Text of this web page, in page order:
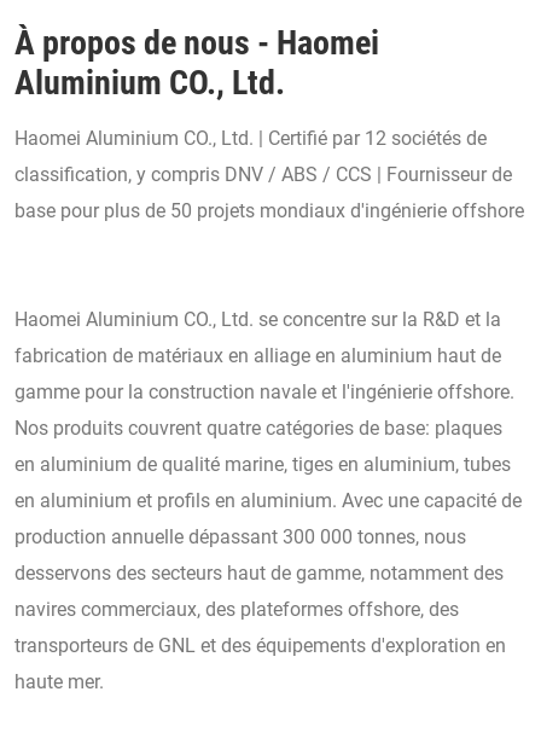
À propos de nous - Haomei
Aluminium CO., Ltd.
Haomei Aluminium CO., Ltd. | Certifié par 12 sociétés de
classification, y compris DNV / ABS / CCS | Fournisseur de
base pour plus de 50 projets mondiaux d'ingénierie offshore
Haomei Aluminium CO., Ltd. se concentre sur la R&D et la
fabrication de matériaux en alliage en aluminium haut de
gamme pour la construction navale et l'ingénierie offshore.
Nos produits couvrent quatre catégories de base: plaques
en aluminium de qualité marine, tiges en aluminium, tubes
en aluminium et profils en aluminium. Avec une capacité de
production annuelle dépassant 300 000 tonnes, nous
desservons des secteurs haut de gamme, notamment des
navires commerciaux, des plateformes offshore, des
transporteurs de GNL et des équipements d'exploration en
haute mer.